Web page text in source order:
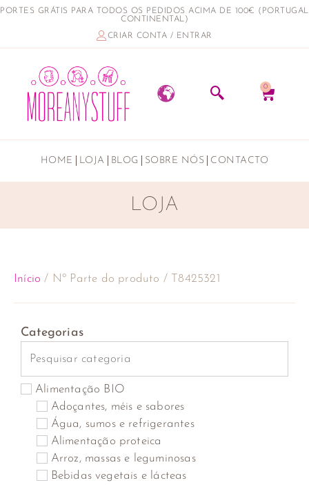
PORTES GRÁTIS PARA TODOS OS PEDIDOS ACIMA DE 100€ (PORTUGAL
CONTINENTAL)
CRIAR CONTA / ENTRAR
0
HOME LOJA BLOG SOBRE NÓS CONTACTO
LOJA
Início / Nº Parte do produto / T8425321
Categorias
Alimentação BIO
Adoçantes, méis e sabores
Água, sumos e refrigerantes
Alimentação proteica
Arroz, massas e leguminosas
Bebidas vegetais e lácteas